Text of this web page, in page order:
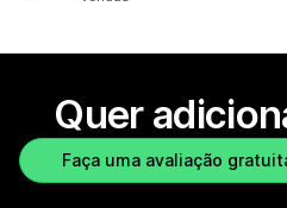
Quer
Faça uma avaliação